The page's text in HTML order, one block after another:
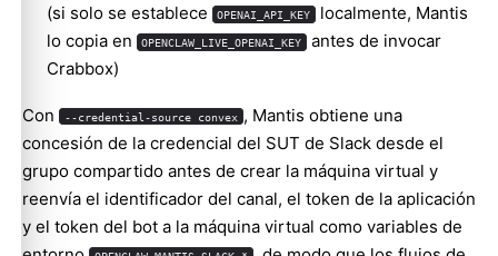
(si solo se establece
OPENAI_API_KEY
localmente, Mantis
lo copia en
OPENCLAW_LIVE_OPENAI_KEY
antes de invocar
Crabbox)
Con --credential-source convex , Mantis obtiene una
concesión de la credencial del SUT de Slack desde el
grupo compartido antes de crear la máquina virtual y
reenvía el identificador del canal, el token de la aplicación
y el token del bot a la máquina virtual como variables de